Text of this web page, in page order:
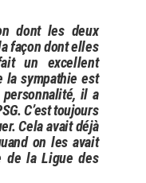
dont les deux
façon dont elles
un excellent
la sympathie est
il a
C’est toujours
Cela avait déjà
on les avait
de la Ligue des